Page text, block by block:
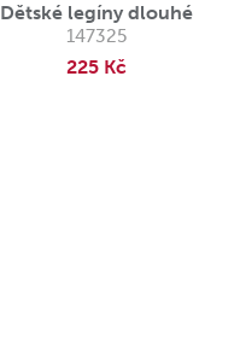
Dětské legíny dlouhé
147325
225 Kč